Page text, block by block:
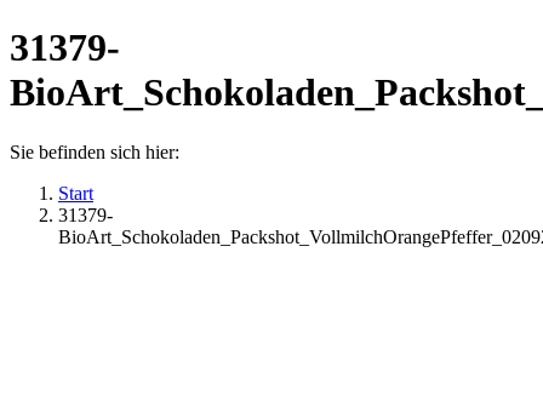
31379-
Sie befinden sich hier:
Start
31379-